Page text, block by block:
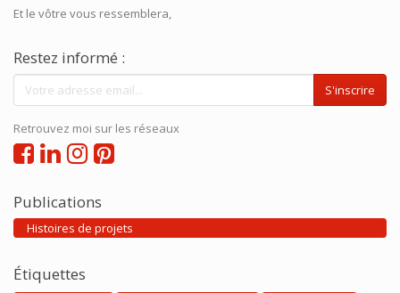
Et le vôtre vous ressemblera,
Restez informé :
S'inscrire
Retrouvez moi sur les réseaux
Publications
Histoires de projets
Étiquettes